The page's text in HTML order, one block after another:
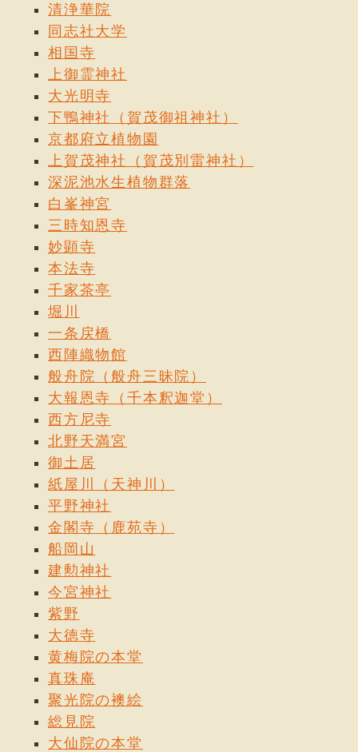
清浄華院
同志社大学
相国寺
上御霊神社
大光明寺
下鴨神社（賀茂御祖神社）
京都府立植物園
上賀茂神社（賀茂別雷神社）
深泥池水生植物群落
白峯神宮
三時知恩寺
妙顕寺
本法寺
千家茶亭
堀川
一条戻橋
西陣織物館
般舟院（般舟三昧院）
大報恩寺（千本釈迦堂）
西方尼寺
北野天満宮
御土居
紙屋川（天神川）
平野神社
金閣寺（鹿苑寺）
船岡山
建勲神社
今宮神社
紫野
大徳寺
黄梅院の本堂
真珠庵
聚光院の襖絵
総見院
大仙院の本堂